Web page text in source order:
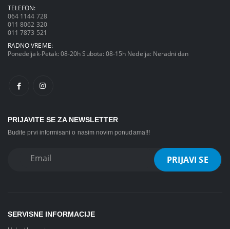
TELEFON:
064 1144 728
011 8062 320
011 7873 521
RADNO VREME:
Ponedeljak-Petak: 08-20h Subota: 08-15h Nedelja: Neradni dan
PRIJAVITE SE ZA NEWSLETTER
Budite prvi informisani o nasim novim ponudama!!!
SERVISNE INFORMACIJE